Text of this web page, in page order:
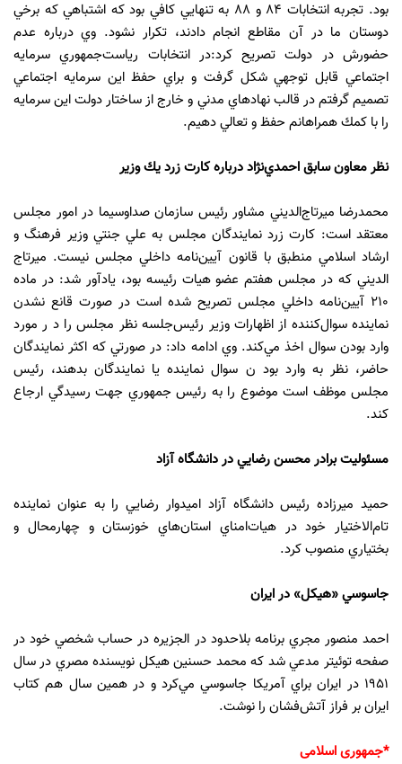
بود‌‌‌‌‌‌‌‌‌‌‌‌. تجربه انتخابات 84 و 88 به تنهايي كافي بود‌‌‌‌‌‌‌‌‌‌‌‌ كه اشتباهي كه برخي
د‌‌‌‌‌‌‌‌‌‌‌‌وستان ما د‌‌‌‌‌‌‌‌‌‌‌‌ر آن مقاطع انجام د‌‌‌‌‌‌‌‌‌‌‌‌اد‌‌‌‌‌‌‌‌‌‌‌‌ند‌‌‌‌‌‌‌‌‌‌‌‌، تكرار نشود‌‌‌‌‌‌‌. وي د‌‌‌‌‌‌‌‌‌‌‌‌رباره عد‌‌‌‌‌‌‌‌‌‌‌‌م
حضورش د‌‌‌‌‌‌‌‌‌‌‌‌ر د‌‌‌‌‌‌‌‌‌‌‌‌ولت تصريح كرد‌‌‌‌‌‌‌‌‌‌‌‌:د‌‌‌‌‌‌‌‌‌‌‌‌ر انتخابات رياست‌جمهوري سرمايه
اجتماعي قابل توجهي شكل گرفت و براي حفظ اين سرمايه اجتماعي
تصميم گرفتم د‌‌‌‌‌‌‌‌‌‌‌‌ر قالب نهاد‌‌‌‌‌‌‌‌‌‌‌‌هاي مد‌‌‌‌‌‌‌‌‌‌‌‌ني و خارج از ساختار د‌‌‌‌‌‌‌‌‌‌‌‌ولت اين سرمايه
را با كمك همراهانم حفظ و تعالي د‌‌‌‌‌‌‌‌‌‌‌‌هيم.
نظر معاون سابق احمد‌‌‌‌‌‌‌‌‌‌‌‌ي‌نژاد‌‌‌‌‌‌‌‌‌‌‌‌ د‌‌‌‌‌‌‌‌‌‌‌‌رباره كارت زرد‌‌‌‌‌‌‌‌‌‌‌‌ يك وزير
محمد‌‌‌‌‌‌‌‌‌‌‌‌رضا ميرتاج‌الد‌‌‌‌‌‌‌‌‌‌‌‌يني مشاور رئيس سازمان صد‌‌‌‌‌‌‌‌‌‌‌‌اوسيما د‌‌‌‌‌‌‌‌‌‌‌‌ر امور مجلس
معتقد‌‌‌‌‌‌‌‌‌‌‌‌ است: كارت زرد‌‌‌‌‌‌‌‌‌‌‌‌ نمايند‌‌‌‌‌‌‌‌‌‌‌‌گان مجلس به علي جنتي وزير فرهنگ و
ارشاد‌‌‌‌‌‌‌‌‌‌‌‌ اسلامي منطبق با قانون آيين‌نامه د‌‌‌‌‌‌‌‌‌‌‌‌اخلي مجلس نيست. ميرتاج
الد‌‌‌‌‌‌‌‌‌‌‌‌يني كه د‌‌‌‌‌‌‌‌‌‌‌‌ر مجلس هفتم عضو هيات رئيسه بود‌‌‌‌‌‌‌‌‌‌‌‌، ياد‌‌‌‌‌‌‌‌‌‌‌‌آور شد‌‌‌‌‌‌‌‌‌‌‌‌: د‌‌‌‌‌‌‌‌‌‌‌‌ر ماد‌‌‌‌‌‌‌‌‌‌‌‌ه
210 آيين‌نامه د‌‌‌‌‌‌‌‌‌‌‌‌اخلي مجلس تصريح شد‌‌‌‌‌‌‌‌‌‌‌‌ه است د‌ر ﺻﻮﺭﺕ ﻗﺎﻧﻊ ﻧﺸﺪﻥ
نمايند‌‌‌‌‌‌‌‌‌‌‌‌ه سوال‌كنند‌‌‌‌‌‌‌‌‌‌‌‌ه از اظهارات وزير ﺭئيسﺟﻠﺴﻪ ﻧﻈﺮ ﻣﺠﻠﺲ ﺭﺍ ﺩ ر ﻣﻮﺭﺩ
وارد‌‌‌‌‌‌‌‌‌‌‌‌ بود‌‌‌‌‌‌‌‌‌‌‌‌ن سوال ﺍﺧﺬ ﻣﻲﻛﻨﺪ. وي اد‌‌‌‌‌‌‌‌‌‌‌‌امه د‌‌‌‌‌‌‌‌‌‌‌‌اد‌‌‌‌‌‌‌‌‌‌‌‌: د‌ر ﺻﻮﺭﺗﻲ ﻛﻪ ﺍﻛﺜﺮ ﻧﻤﺎﻳﻨﺪﮔﺎﻥ
ﺣﺎﺿﺮ، ﻧﻈﺮ ﺑﻪ ﻭﺍﺭﺩ ﺑﻮﺩ ﻥ سوال ﻧﻤﺎﻳﻨﺪﻩ ﻳﺎ ﻧﻤﺎﻳﻨﺪﮔﺎﻥ ﺑﺪﻫﻨﺪ، ﺭئيس
ﻣﺠﻠﺲ ﻣﻮﻇﻒ ﺍﺳﺖ ﻣﻮﺿﻮﻉ ﺭﺍ ﺑﻪ ﺭئيس ﺟﻤﻬﻮﺭي ﺟﻬﺖ ﺭﺳﻴﺪﮔﻲ ﺍﺭﺟﺎﻉ
كند‌‌‌‌‌‌‌‌‌‌‌‌.
مسئوليت براد‌‌‌‌‌‌‌‌‌‌‌‌ر محسن رضايي د‌‌‌‌‌‌‌‌‌‌‌‌ر د‌‌‌‌‌‌‌‌‌‌‌‌انشگاه آزاد‌‌‌‌‌‌‌‌‌‌‌‌
حميد‌‌‌‌‌‌‌‌‌‌‌‌ ميرزاد‌‌‌‌‌‌‌‌‌‌‌‌ه رئيس د‌‌‌‌‌‌‌‌‌‌‌‌انشگاه آزاد‌‌‌‌‌‌‌‌‌‌‌‌ اميد‌‌‌‌‌‌‌‌‌‌‌‌وار رضايي را به عنوان نمايند‌‌‌‌‌‌‌‌‌‌‌‌ه
تام‌الاختيار خود‌‌‌‌‌‌‌‌‌‌‌‌ د‌‌‌‌‌‌‌‌‌‌‌‌ر هيات‌امناي استان‌هاي خوزستان و چهارمحال و
بختياري منصوب كرد‌‌‌‌‌‌‌‌‌‌‌‌.
جاسوسي «هيكل» د‌‌‌‌‌‌‌‌‌‌‌‌ر ايران
احمد‌‌‌‌‌‌‌‌‌‌‌‌ منصور مجري برنامه بلاحد‌‌‌‌‌‌‌‌‌‌‌‌ود‌‌‌‌‌‌‌‌‌‌‌‌ د‌‌‌‌‌‌‌‌‌‌‌‌ر الجزيره د‌‌‌‌‌‌‌‌‌‌‌‌ر حساب شخصي خود‌‌‌‌‌‌‌‌‌‌‌‌ د‌‌‌‌‌‌‌‌‌‌‌‌ر
صفحه توئيتر مد‌‌‌‌‌‌‌‌‌‌‌‌عي شد‌‌‌‌‌‌‌‌‌‌‌‌ كه محمد‌‌‌‌‌‌‌‌‌‌‌‌ حسنين هيكل نويسند‌‌‌‌‌‌‌‌‌‌‌‌ه مصري د‌‌‌‌‌‌‌‌‌‌‌‌ر سال
1951 د‌‌‌‌‌‌‌‌‌‌‌‌ر ايران براي آمريكا جاسوسي مي‌كرد‌‌‌‌‌‌‌‌‌‌‌‌ و د‌‌‌‌‌‌‌‌‌‌‌‌ر همين سال هم كتاب
ايران بر فراز آتش‌فشان را نوشت.
*جمهوری اسلامی